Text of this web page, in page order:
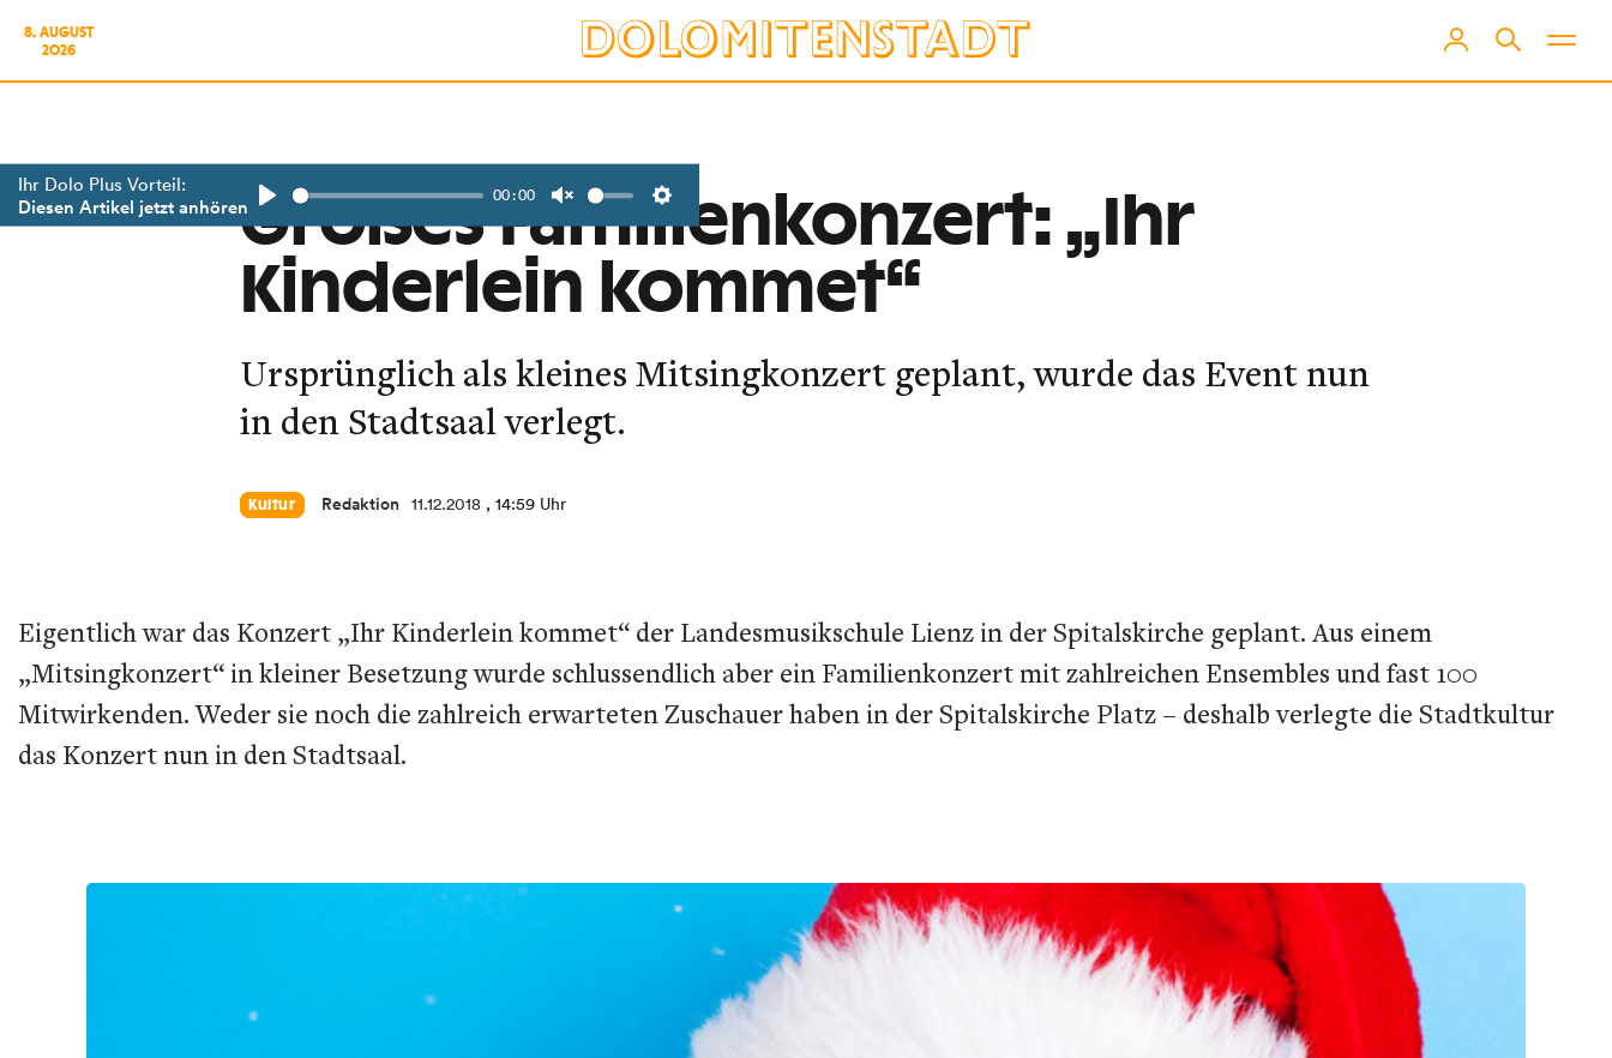
8. AUGUST
2026
Ihr Dolo Plus Vorteil:
Diesen Artikel jetzt anhören
Play
00:00
Unmute Settings
Großes Familienkonzert: „Ihr
Kinderlein kommet“
Ursprünglich als kleines Mitsingkonzert geplant, wurde das Event nun
in den Stadtsaal verlegt.
Kultur Redaktion 11.12.2018 , 14:59 Uhr
Eigentlich war das Konzert „Ihr Kinderlein kommet“ der Landesmusikschule Lienz in der Spitalskirche geplant. Aus einem
„Mitsingkonzert“ in kleiner Besetzung wurde schlussendlich aber ein Familienkonzert mit zahlreichen Ensembles und fast 100
Mitwirkenden. Weder sie noch die zahlreich erwarteten Zuschauer haben in der Spitalskirche Platz – deshalb verlegte die Stadtkultur
das Konzert nun in den Stadtsaal.